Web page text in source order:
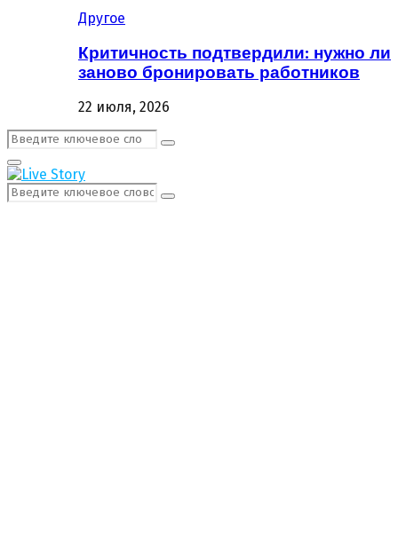
Другое
Критичность подтвердили: нужно ли
заново бронировать работников
22 июля, 2026
Поиск:
Поиск
Первичное
Меню
Поиск:
Поиск